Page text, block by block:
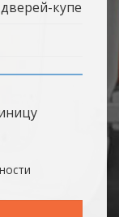
купе